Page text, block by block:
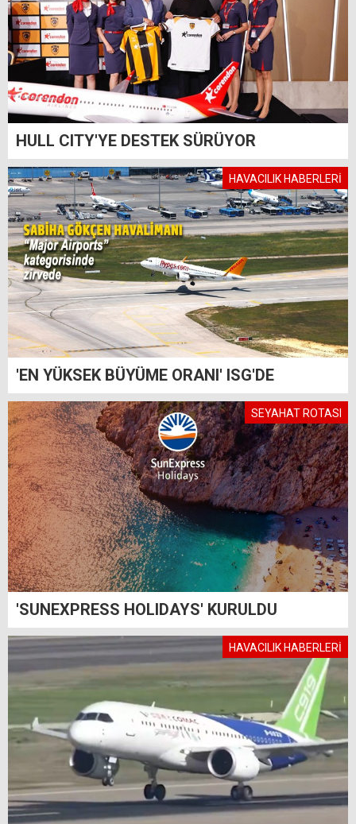
HULL CITY'YE DESTEK SÜRÜYOR
HAVACILIK HABERLERİ
'EN YÜKSEK BÜYÜME ORANI' ISG'DE
SEYAHAT ROTASI
'SUNEXPRESS HOLIDAYS' KURULDU
HAVACILIK HABERLERİ